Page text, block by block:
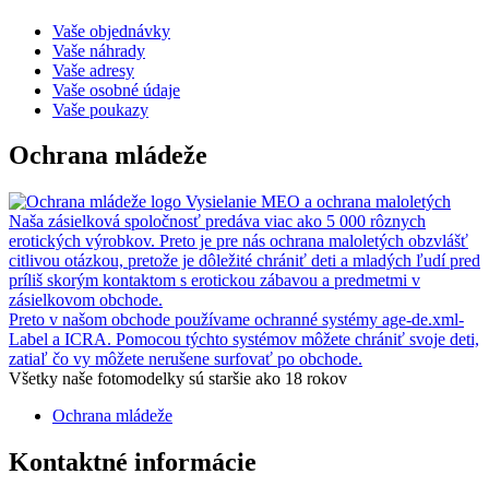
Vaše objednávky
Vaše náhrady
Vaše adresy
Vaše osobné údaje
Vaše poukazy
Ochrana mládeže
Vysielanie MEO a ochrana maloletých
Naša zásielková spoločnosť predáva viac ako 5 000 rôznych
erotických výrobkov. Preto je pre nás ochrana maloletých obzvlášť
citlivou otázkou, pretože je dôležité chrániť deti a mladých ľudí pred
príliš skorým kontaktom s erotickou zábavou a predmetmi v
zásielkovom obchode.
Preto v našom obchode používame ochranné systémy age-de.xml-
Label a ICRA. Pomocou týchto systémov môžete chrániť svoje deti,
zatiaľ čo vy môžete nerušene surfovať po obchode.
Všetky naše fotomodelky sú staršie ako 18 rokov
Ochrana mládeže
Kontaktné informácie